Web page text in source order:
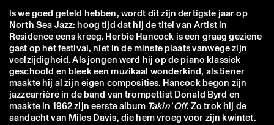
ls we goed geteld hebben, wordt dit zijn dertigste jaar op
North Sea Jazz: hoog tijd dat hij de titel van Artist in
Residence eens kreeg. Herbie Hancock is een graag geziene
gast op het festival, niet in de minste plaats vanwege zijn
veelzijdigheid. Als jongen werd hij op de piano klassiek
geschoold en bleek een muzikaal wonderkind, als tiener
maakte hij al zijn eigen composities. Hancock begon zijn
jazzcarrière in de band van trompettist Donald Byrd en
maakte in 1962 zijn eerste album Takin’ Off. Zo trok hij de
aandacht van Miles Davis, die hem vroeg voor zijn kwintet.